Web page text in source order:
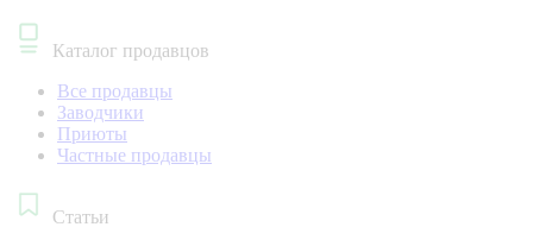
Каталог продавцов
Все продавцы
Заводчики
Приюты
Частные продавцы
Статьи